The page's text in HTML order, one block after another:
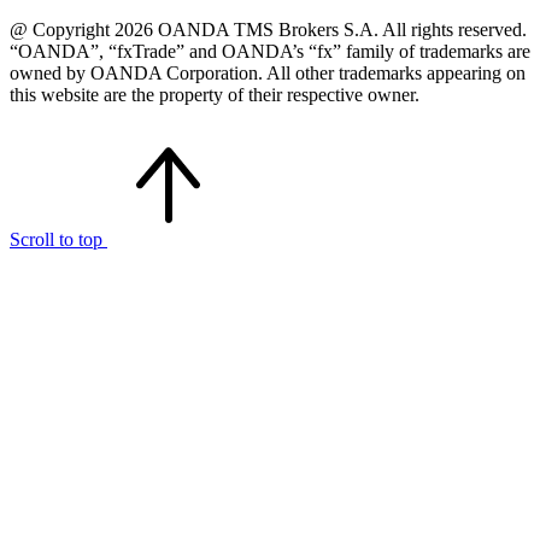
@ Copyright 2026 OANDA TMS Brokers S.A. All rights reserved.
“OANDA”, “fxTrade” and OANDA’s “fx” family of trademarks are
owned by OANDA Corporation. All other trademarks appearing on
this website are the property of their respective owner.
Scroll to top